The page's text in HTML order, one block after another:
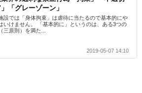
「グレーゾーン」
設では「身体拘束」は虐待に当たるので基本的にや
いけません。 「基本的に」というのは、ある3つの
三原則）を満た...
2019-05-07 14:10